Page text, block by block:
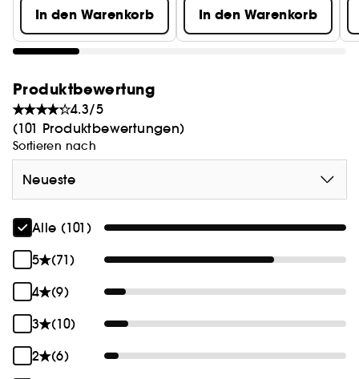
In den Warenkorb In den Warenkorb
Produktbewertung
4.3/5
(101 Produktbewertungen)
Sortieren nach
Neueste
Alle (101)
5
(71)
4
(9)
3
(10)
2
(6)